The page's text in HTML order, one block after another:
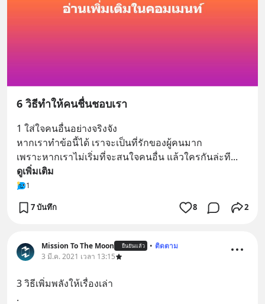
6 วิธีทำให้คนชื่นชอบเรา
1 ใส่ใจคนอื่นอย่างจริงจัง
หากเราทำข้อนี้ได้ เราจะเป็นที่รักของผู้คนมาก
เพราะหากเราไม่เริ่มที่จะสนใจคนอื่น แล้วใครกันล่ะที...
ดูเพิ่มเติม
1
7 บันทึก 8 2
Mission To The Moon ยืนยันแล้ว • ติดตาม
3 มี.ค. 2021 เวลา 13:15
3 วิธีเพิ่มพลังให้เรื่องเล่า
.